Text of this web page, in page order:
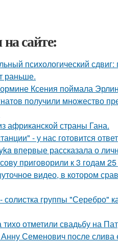
сайте:
психологический
раньше.
Ксения поймала
получили множество
африканской страны Гана.
- у нас готовится
впервые рассказала о
приговорили к 3 годам
видео, в котором
солистка группы
отметили свадьбу на
Семенович после слива